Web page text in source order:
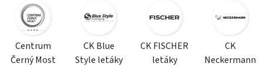
Centrum
Černý Most
CK Blue
Style letáky
CK FISCHER
letáky
CK
Neckermann